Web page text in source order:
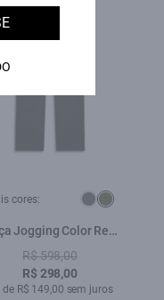
cores:
Jogging Color Reta
Verde Escuro
R$ 598,00
R$ 298,00
de R$ 149,00 sem juros